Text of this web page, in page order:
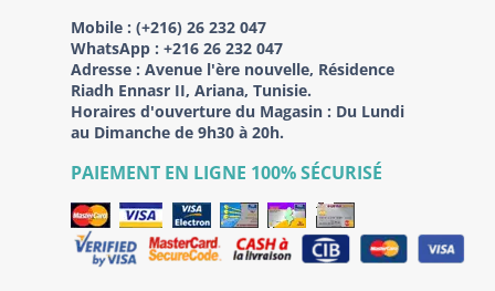
Mobile : (+216) 26 232 047
WhatsApp : +216 26 232 047
Adresse : Avenue l'ère nouvelle, Résidence
Riadh Ennasr II, Ariana, Tunisie.
Horaires d'ouverture du Magasin : Du Lundi
au Dimanche de 9h30 à 20h.
PAIEMENT EN LIGNE 100% SÉCURISÉ